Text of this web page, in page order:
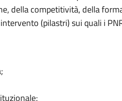
della competitività, della
(pilastri) sui quali i